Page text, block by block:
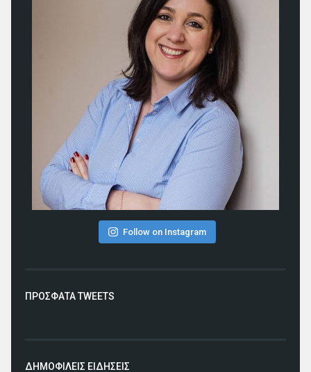
Follow on Instagram
ΠΡΟΣΦΑΤΑ TWEETS
ΔΗΜΟΦΙΛΕΙΣ ΕΙΔΗΣΕΙΣ